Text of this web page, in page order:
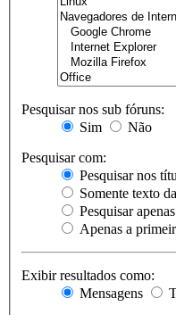
Pesquisar nos sub fóruns:
Sim
Não
Pesquisar com:
Pesquisar nos
Somente texto
Pesquisar
Apenas a
Exibir resultados como:
Mensagens